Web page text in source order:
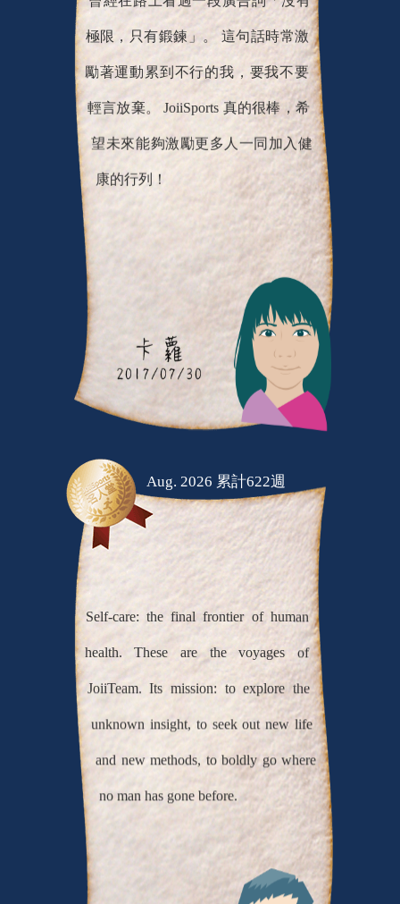
極限，只有鍛鍊」。 這句話時常激
勵著運動累到不行的我，要我不要
輕言放棄。 JoiiSports 真的很棒，希
望未來能夠激勵更多人一同加入健
康的行列！
Self-care: the final frontier of human
health. These are the voyages of
JoiiTeam. Its mission: to explore the
unknown insight, to seek out new life
and new methods, to boldly go where
no man has gone before.